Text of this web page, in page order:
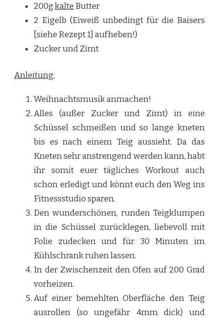
200gkalte Butter
2 Eigelb (Eiweiß unbedingt für die Baisers
[siehe Rezept 1] aufheben!)
Zucker und Zimt
Anleitung:
Weihnachtsmusik anmachen!
Alles (außer Zucker und Zimt) in eine
Schüssel schmeißen und so lange kneten
bis es nach einem Teig aussieht. Da das
Kneten sehr anstrengend werden kann, habt
ihr somit euer tägliches Workout auch
schon erledigt und könnt euch den Weg ins
Fitnessstudio sparen.
Den wunderschönen, runden Teigklumpen
in die Schüssel zurücklegen, liebevoll mit
Folie zudecken und für 30 Minuten im
Kühlschrank ruhen lassen.
In der Zwischenzeit den Ofen auf 200 Grad
vorheizen.
Auf einer bemehlten Oberfläche den Teig
ausrollen (so ungefähr 4mm dick) und